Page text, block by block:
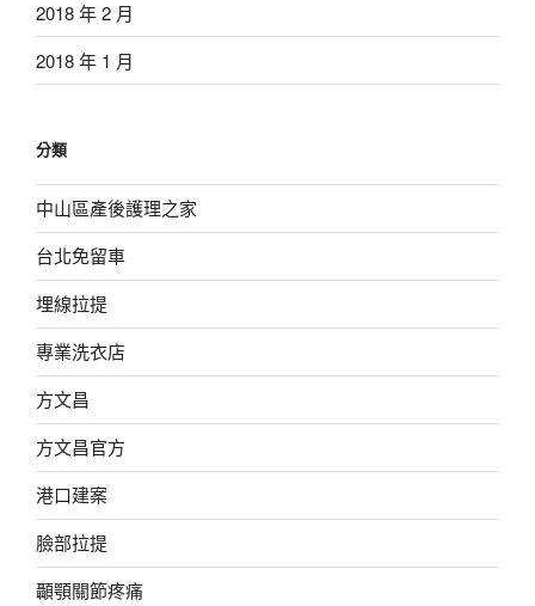
2018 年 2 月
2018 年 1 月
分類
中山區產後護理之家
台北免留車
埋線拉提
專業洗衣店
方文昌
方文昌官方
港口建案
臉部拉提
顳顎關節疼痛